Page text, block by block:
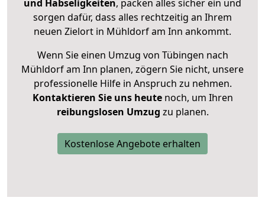
und Habseligkeiten, packen alles sicher ein und
sorgen dafür, dass alles rechtzeitig an Ihrem
neuen Zielort in Mühldorf am Inn ankommt.
Wenn Sie einen Umzug von Tübingen nach
Mühldorf am Inn planen, zögern Sie nicht, unsere
professionelle Hilfe in Anspruch zu nehmen.
Kontaktieren Sie uns heutenoch, um Ihren
reibungslosen Umzug zu planen.
Kostenlose Angebote erhalten